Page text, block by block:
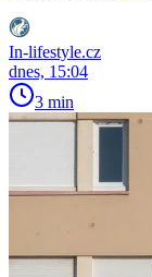
In-lifestyle.cz
dnes, 15:04
3 min